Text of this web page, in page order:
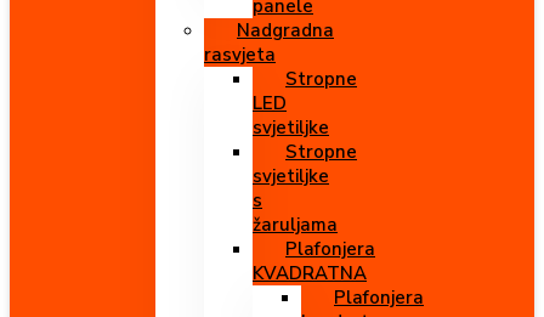
panele
Nadgradna
rasvjeta
Stropne
LED
svjetiljke
Stropne
svjetiljke
s
žaruljama
Plafonjera
KVADRATNA
Plafonjera